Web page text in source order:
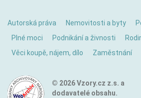
Autorská práva Nemovitosti a byty
Plné moci
Podnikání a živnosti
Věci koupě, nájem, dílo
Zaměstnání
© 2026 Vzory.cz z.s. a
dodavatelé obsahu.